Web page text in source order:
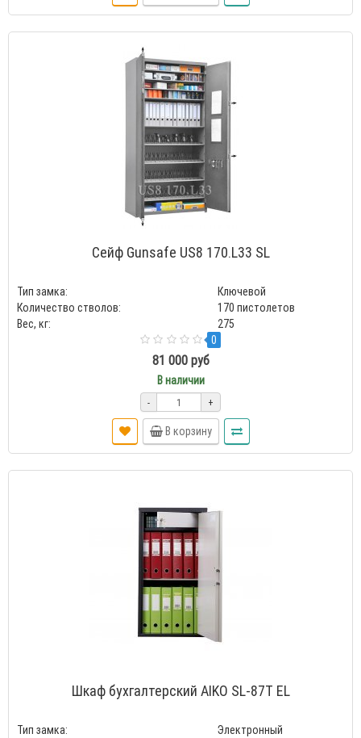
Сейф Gunsafe US8 170.L33 SL
Тип замка:
Ключевой
Количество стволов:
170 пистолетов
Вес, кг:
275
0
81 000 руб
В наличии
- +
В корзину
Шкаф бухгалтерский AIKO SL-87Т EL
Тип замка:
Электронный